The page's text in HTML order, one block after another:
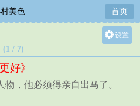
美色 首页
设置
中
(1 / 7)
好》
，他必须得亲自出马了。